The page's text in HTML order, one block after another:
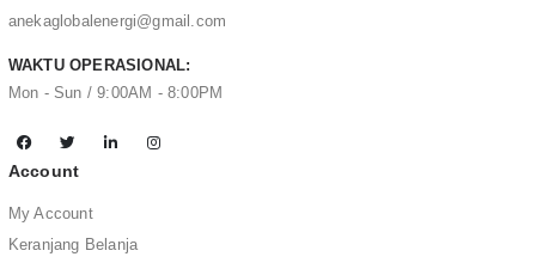
anekaglobalenergi@gmail.com
WAKTU OPERASIONAL:
Mon - Sun / 9:00AM - 8:00PM
Account
My Account
Keranjang Belanja